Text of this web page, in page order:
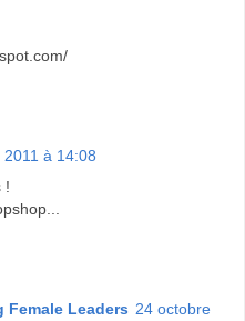
à 14:08
!
Female Leaders 24 octobre